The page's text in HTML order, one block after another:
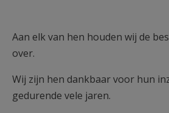
Aan elk van hen houden wij de
over.
Wij zijn hen dankbaar voor hun
gedurende vele jaren.